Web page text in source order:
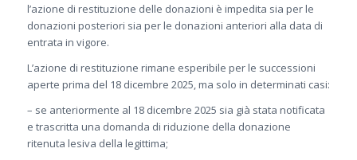
l’azione di restituzione delle donazioni è impedita sia per le
donazioni posteriori sia per le donazioni anteriori alla data di
entrata in vigore.
L’azione di restituzione rimane esperibile per le successioni
aperte prima del 18 dicembre 2025, ma solo in determinati casi:
– se anteriormente al 18 dicembre 2025 sia già stata notificata
e trascritta una domanda di riduzione della donazione
ritenuta lesiva della legittima;